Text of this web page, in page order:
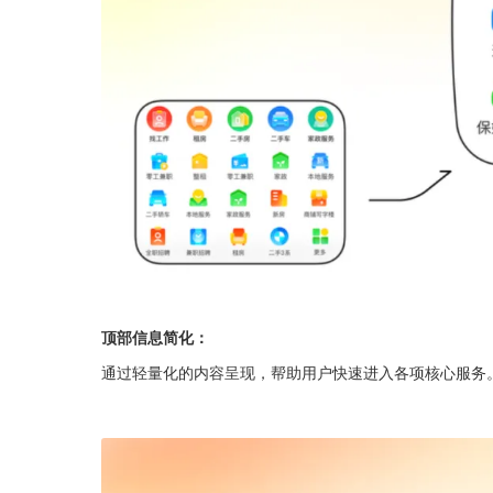
顶部信息简化：
通过轻量化的内容呈现，帮助用户快速进入各项核心服务